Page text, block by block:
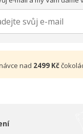
nad 2499 Kč